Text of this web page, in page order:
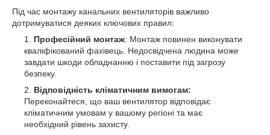
Під час монтажу канальних вентиляторів важливо
дотримуватися деяких ключових правил:
Професійний монтаж: Монтаж повинен виконувати
кваліфікований фахівець. Недосвідчена людина може
завдати шкоди обладнанню і поставити під загрозу
безпеку.
Відповідність кліматичним вимогам:
Переконайтеся, що ваш вентилятор відповідає
кліматичним умовам у вашому регіоні та має
необхідний рівень захисту.